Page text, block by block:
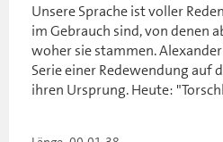
Unsere Sprache ist voller
im Gebrauch sind, von denen
woher sie stammen.
Serie einer Redewendung auf
ihren Ursprung. Heute: